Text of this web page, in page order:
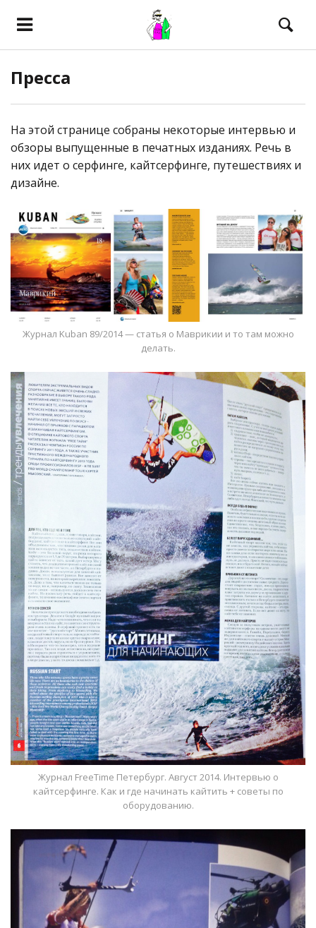
Пресса
На этой странице собраны некоторые интервью и
обзоры выпущенные в печатных изданиях. Речь в
них идет о серфинге, кайтсерфинге, путешествиях и
дизайне.
Журнал Kuban 89/2014 — статья о Маврикии и то там можно
делать.
Журнал FreeTime Петербург. Август 2014. Интервью о
кайтсерфинге. Как и где начинать кайтить + советы по
оборудованию.